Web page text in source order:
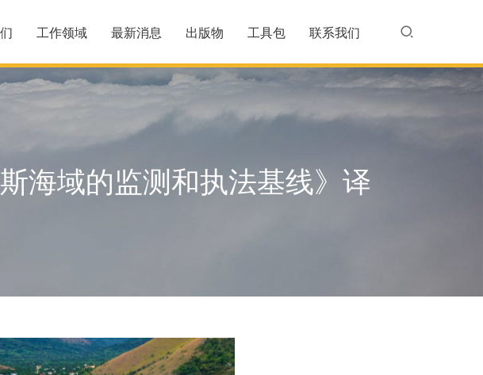
工作领域 最新消息 出版物 工具包 联系我们
海域的监测和执法基线》译